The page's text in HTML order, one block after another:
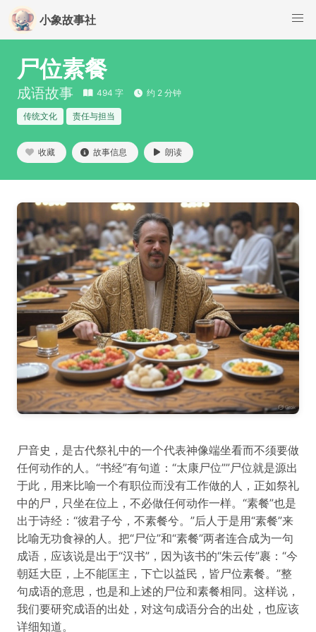
小象故事社
尸位素餐
成语故事 494 字 约 2 分钟
传统文化 责任与担当
收藏 故事信息 朗读
尸音史，是古代祭礼中的一个代表神像端坐看而不须要做
任何动作的人。“书经”有句道：“太康尸位””尸位就是源出
于此，用来比喻一个有职位而没有工作做的人，正如祭礼
中的尸，只坐在位上，不必做任何动作一样。“素餐”也是
出于诗经：“彼君子兮，不素餐兮。”后人于是用“素餐”来
比喻无功食禄的人。把“尸位”和“素餐”两者连合成为一句
成语，应该说是出于“汉书”，因为该书的“朱云传”裹：“今
朝廷大臣，上不能匡主，下亡以益民，皆尸位素餐。”整
句成语的意思，也是和上述的尸位和素餐相同。这样说，
我们要研究成语的出处，对这句成语分合的出处，也应该
详细知道。